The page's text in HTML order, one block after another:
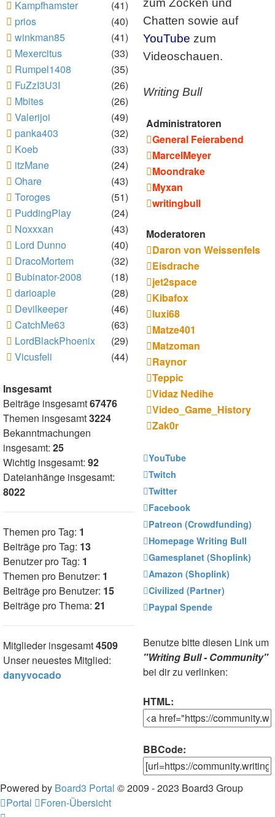
Kampfhamster
(41)
prios
(40)
winkman85
(41)
Mexercitus
(33)
Rumpel1408
(35)
FuZzI3U3I
(26)
Mbites
(26)
Valerijoi
(49)
panka403
(32)
Koeb
(33)
itzMane
(24)
Ohare
(43)
Toroges
(51)
PuddingPlay
(24)
Noxxxan
(43)
Lord Dunno
(40)
DracoMortem
(32)
Bubinator-2008
(18)
darioaple
(28)
Devilkeeper
(46)
CatchMe63
(63)
LordBlackPhoenix
(29)
Vicusfeli
(44)
Insgesamt
Beiträge insgesamt67476
Themen insgesamt3224
Bekanntmachungen
insgesamt: 25
Wichtig insgesamt: 92
Dateianhänge insgesamt:
8022
Themen pro Tag: 1
Beiträge pro Tag: 13
Benutzer pro Tag: 1
Themen pro Benutzer: 1
Beiträge pro Benutzer: 15
Beiträge pro Thema: 21
Mitglieder insgesamt4509
Unser neuestes Mitglied:
danyvocado
zum Zocken und
Chatten sowie auf
YouTube zum
Videoschauen.
Writing Bull
Administratoren
General Feierabend
MarcelMeyer
Moondrake
Myxan
writingbull
Moderatoren
Daron von Weissenfels
Eisdrache
jet2space
Kibafox
luxi68
Matze401
Matzoman
Raynor
Teppic
Vidaz Nedihe
Video_Game_History
Zak0r
YouTube
Twitch
Twitter
Facebook
Patreon (Crowdfunding)
Homepage Writing Bull
Gamesplanet (Shoplink)
Amazon (Shoplink)
Civilized (Partner)
Paypal Spende
Benutze bitte diesen Link um
"Writing Bull - Community"
bei dir zu verlinken:
HTML:
BBCode:
Powered by Board3 Portal © 2009 - 2023 Board3 Group
Portal
Foren-Übersicht